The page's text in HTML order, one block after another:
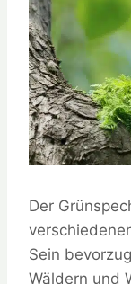
Der
Sein
Wäldern und